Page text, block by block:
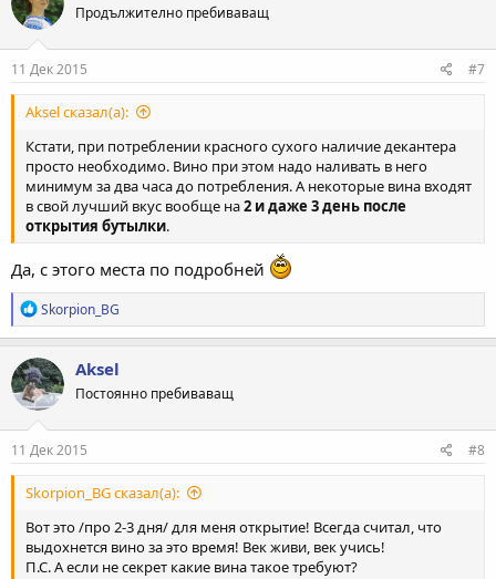
Продължително пребиваващ
11 Дек 2015 #7
Aksel сказал(а):
Кстати, при потреблении красного сухого наличие декантера
просто необходимо. Вино при этом надо наливать в него
минимум за два часа до потребления. А некоторые вина входят
в свой лучший вкус вообще на2 и даже 3 день после
открытия бутылки.
Да, с этого места по подробней
Р
е
а
к
ц
и
и
:
Skorpion_BG
Aksel
Постоянно пребиваващ
11 Дек 2015 #8
Skorpion_BG сказал(а):
Вот это /про 2-3 дня/ для меня открытие! Всегда считал, что
выдохнется вино за это время! Век живи, век учись!
П.С. А если не секрет какие вина такое требуют?